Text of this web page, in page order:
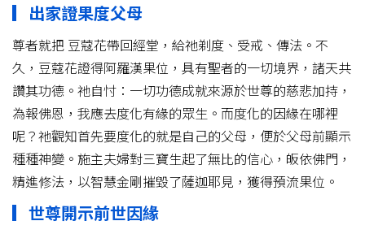
▎出家證果度父母
尊者就把 豆蔻花帶回經堂，給祂剃度、受戒、傳法。不
久，豆蔻花證得阿羅漢果位，具有聖者的一切境界，諸天共
讚其功德。祂自忖：一切功德成就來源於世尊的慈悲加持，
為報佛恩，我應去度化有緣的眾生。而度化的因緣在哪裡
呢？祂觀知首先要度化的就是自己的父母，便於父母前顯示
種種神變。施主夫婦對三寶生起了無比的信心，皈依佛門，
精進修法，以智慧金剛摧毀了薩迦耶見，獲得預流果位。
▎世尊開示前世因緣